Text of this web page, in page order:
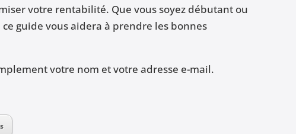
votre rentabilité. Que vous soyez débutant ou
guide vous aidera à prendre les bonnes
votre nom et votre adresse e-mail.